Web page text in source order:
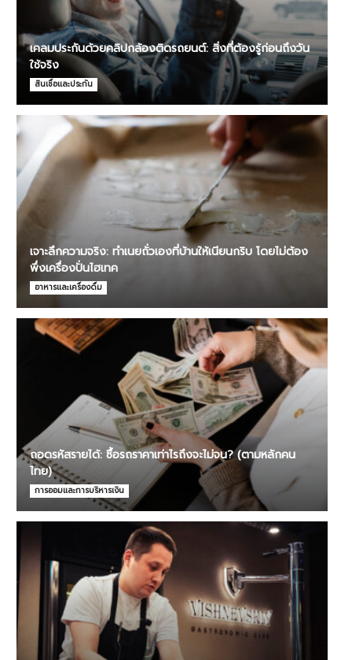
เคลมประกันด้วยคลิปกล้องติดรถยนต์: สิ่งที่ต้องรู้ก่อนถึงวัน
ใช้จริง
สินเชื่อและประกัน
เจาะลึกความจริง: ทำเนยถั่วเองที่บ้านให้เนียนกริบ โดยไม่ต้อง
พึ่งเครื่องปั่นไฮเทค
อาหารและเครื่องดื่ม
ถอดรหัสรายได้: ซื้อรถราคาเท่าไรถึงจะไม่จน? (ตามหลักคน
ไทย)
การออมและการบริหารเงิน